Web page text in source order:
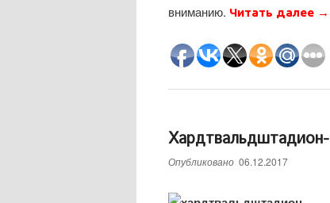
вниманию. Читать далее →
Опубликовано 06.12.2017